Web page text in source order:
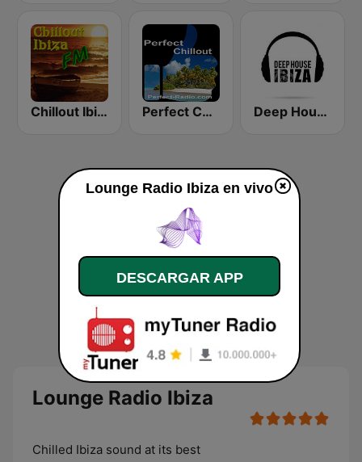
Chillout Ibiza FM Perfect Chillout Deep House Ibiza
Lounge Radio Ibiza
Chilled Ibiza sound at its best
Lounge Radio Ibiza en vivo
DESCARGAR APP